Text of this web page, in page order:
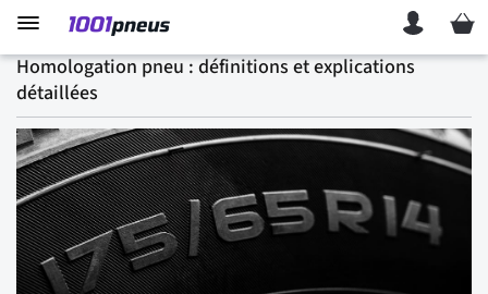
Mon
Homologation pneu : définitions et explications
détaillées